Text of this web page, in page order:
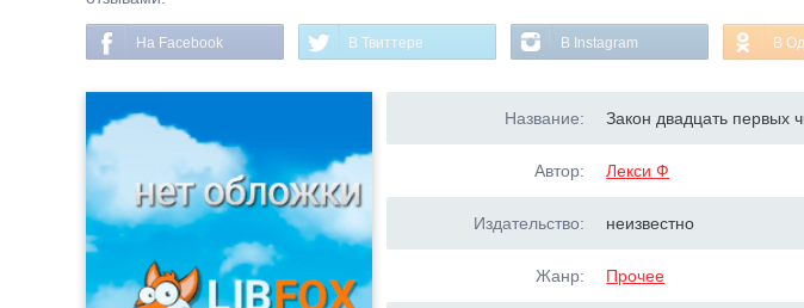
На Facebook В Твиттере В Instagram В
Название: Закон двадцать первых
Автор: Лекси Ф
Издательство: неизвестно
Жанр: Прочее